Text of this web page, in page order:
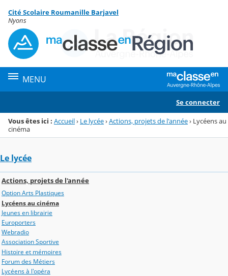
Menu de la rubrique
Contenu
Cité Scolaire Roumanille Barjavel
Nyons
MENU
Se connecter
Vous êtes ici : Accueil› Le lycée›Actions, projets de l'année› Lycéens au
cinéma
Le lycée
Actions, projets de l'année
Option Arts Plastiques
Lycéens au cinéma
Jeunes en librairie
Europorters
Webradio
Association Sportive
Histoire et mémoires
Forum des Métiers
Lycéens à l'opéra